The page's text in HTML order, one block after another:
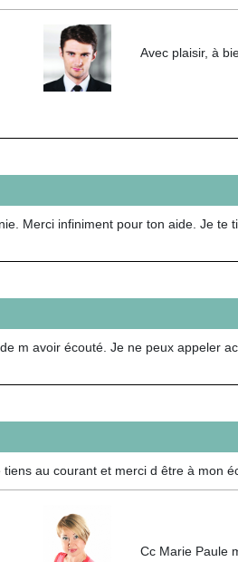
Avec plaisir, à
Merci infiniment pour ton aide. Je te
m avoir écouté. Je ne peux appeler
tiens au courant et merci d être à mon
Cc Marie Paule